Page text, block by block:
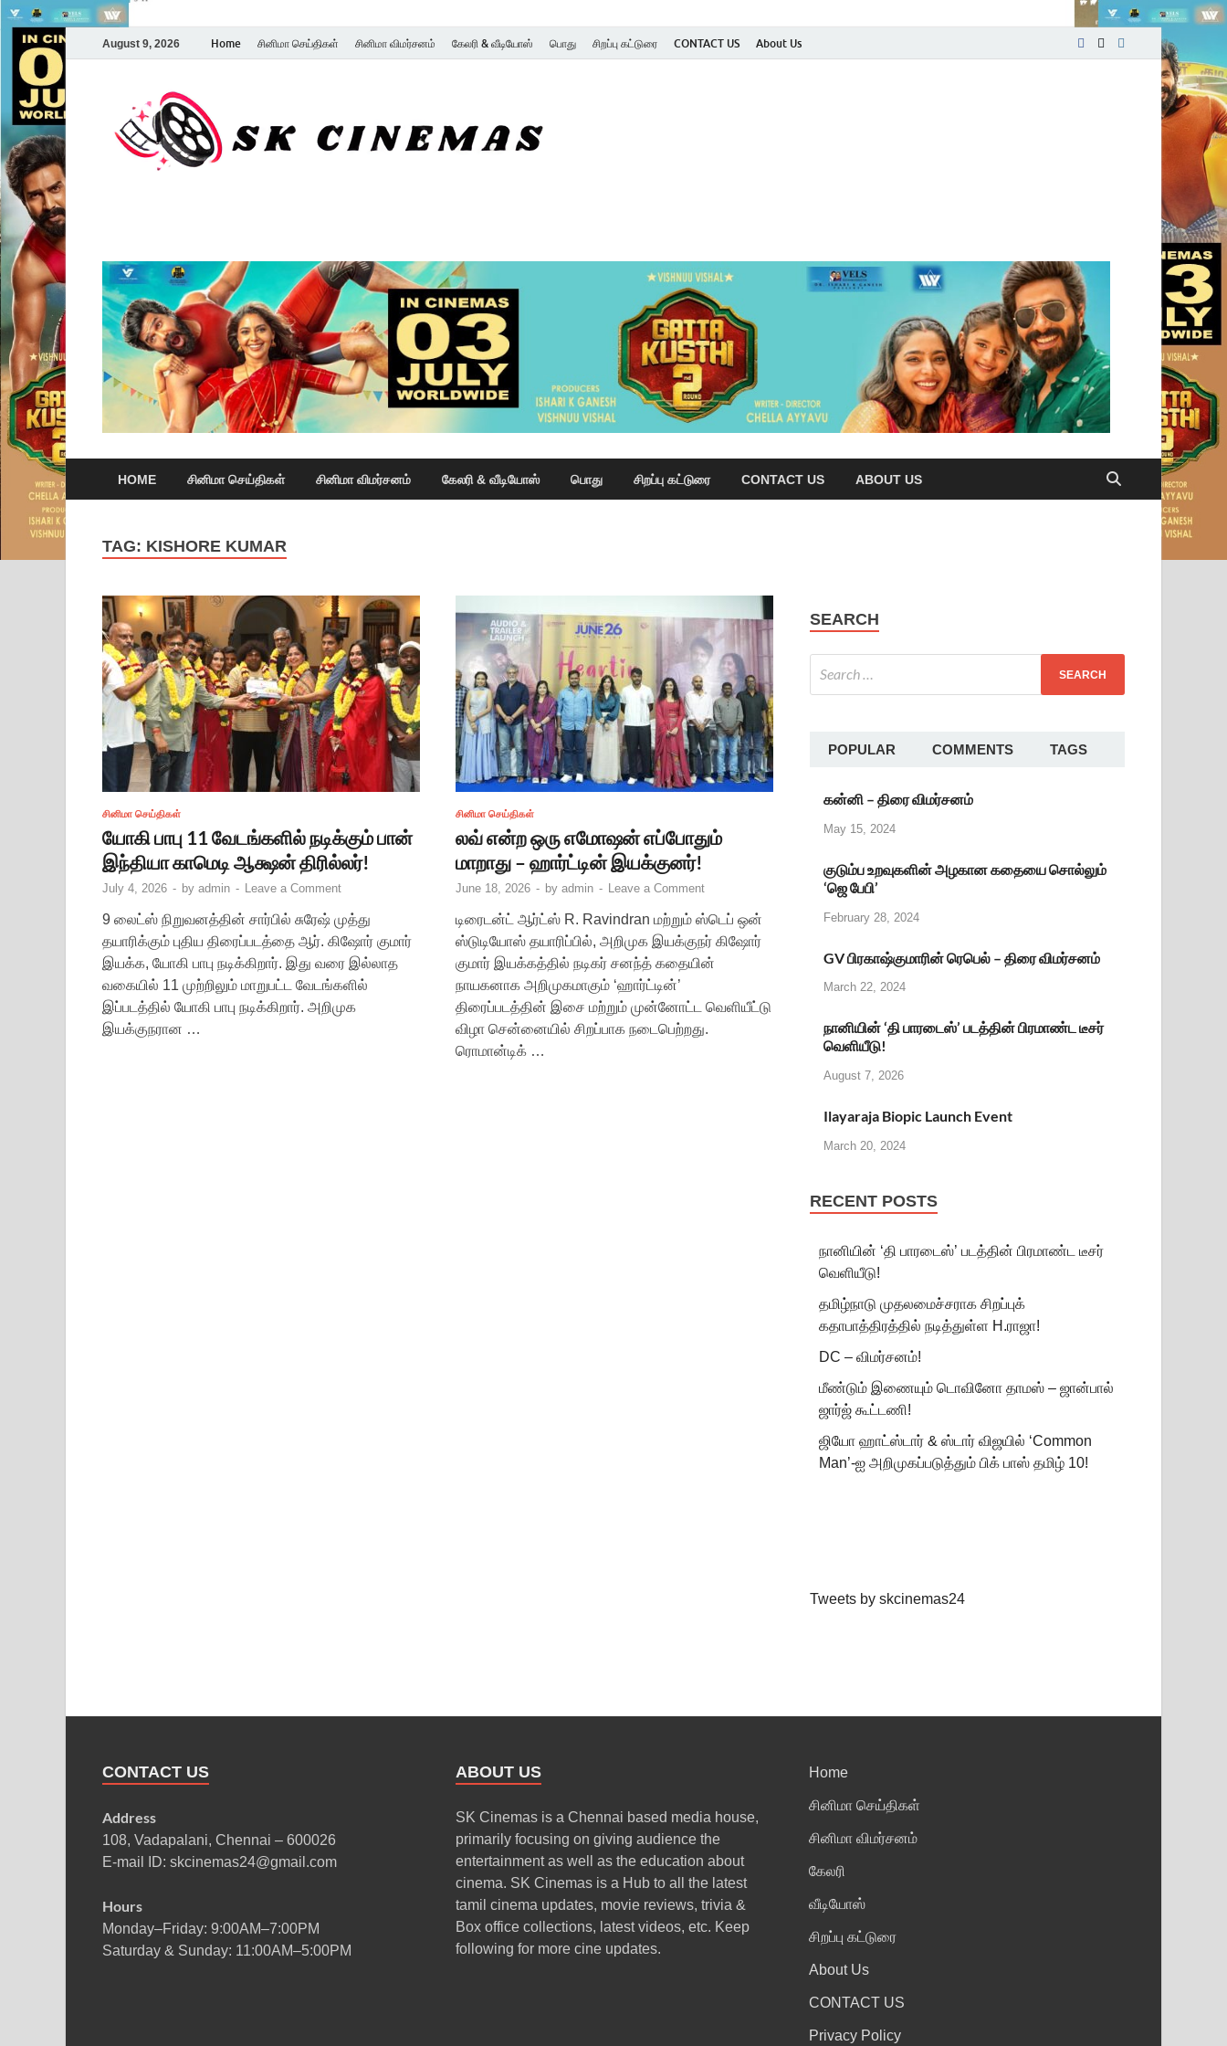
August 9, 2026 Home சினிமா செய்திகள் சினிமா விமர்சனம் கேலரி & வீடியோஸ் பொது சிறப்பு கட்டுரை CONTACT US About Us
HOME சினிமா செய்திகள் சினிமா விமர்சனம் கேலரி & வீடியோஸ் பொது சிறப்பு கட்டுரை CONTACT US ABOUT US
TAG: KISHORE KUMAR
சினிமா செய்திகள்
யோகி பாபு 11 வேடங்களில் நடிக்கும் பான்
இந்தியா காமெடி ஆக்ஷன் திரில்லர்!
July 4, 2026 - by admin - Leave a Comment
9 லைட்ஸ் நிறுவனத்தின் சார்பில் சுரேஷ் முத்து
தயாரிக்கும் புதிய திரைப்படத்தை ஆர். கிஷோர் குமார்
இயக்க, யோகி பாபு நடிக்கிறார். இது வரை இல்லாத
வகையில் 11 முற்றிலும் மாறுபட்ட வேடங்களில்
இப்படத்தில் யோகி பாபு நடிக்கிறார். அறிமுக
இயக்குநரான …
சினிமா செய்திகள்
லவ் என்ற ஒரு எமோஷன் எப்போதும்
மாறாது – ஹார்ட்டின் இயக்குனர்!
June 18, 2026 - by admin - Leave a Comment
டிரைடன்ட் ஆர்ட்ஸ் R. Ravindran மற்றும் ஸ்டெப் ஒன்
ஸ்டுடியோஸ் தயாரிப்பில், அறிமுக இயக்குநர் கிஷோர்
குமார் இயக்கத்தில் நடிகர் சனந்த் கதையின்
நாயகனாக அறிமுகமாகும் ‘ஹார்ட்டின்’
திரைப்படத்தின் இசை மற்றும் முன்னோட்ட வெளியீட்டு
விழா சென்னையில் சிறப்பாக நடைபெற்றது.
ரொமான்டிக் …
SEARCH
POPULAR COMMENTS TAGS
கன்னி – திரை விமர்சனம்
May 15, 2024
குடும்ப உறவுகளின் அழகான கதையை சொல்லும்
‘ஜெ பேபி’
February 28, 2024
GV பிரகாஷ்குமாரின் ரெபெல் – திரை விமர்சனம்
March 22, 2024
நானியின் ‘தி பாரடைஸ்’ படத்தின் பிரமாண்ட டீசர்
வெளியீடு!
August 7, 2026
Ilayaraja Biopic Launch Event
March 20, 2024
RECENT POSTS
நானியின் ‘தி பாரடைஸ்’ படத்தின் பிரமாண்ட டீசர்
வெளியீடு!
தமிழ்நாடு முதலமைச்சராக சிறப்புக்
கதாபாத்திரத்தில் நடித்துள்ள H.ராஜா!
DC – விமர்சனம்!
மீண்டும் இணையும் டொவினோ தாமஸ் – ஜான்பால்
ஜார்ஜ் கூட்டணி!
ஜியோ ஹாட்ஸ்டார் & ஸ்டார் விஜயில் ‘Common
Man’-ஐ அறிமுகப்படுத்தும் பிக் பாஸ் தமிழ் 10!
Tweets by skcinemas24
CONTACT US
Address
108, Vadapalani, Chennai – 600026
E-mail ID: skcinemas24@gmail.com
Hours
Monday–Friday: 9:00AM–7:00PM
Saturday & Sunday: 11:00AM–5:00PM
ABOUT US
SK Cinemas is a Chennai based media house,
primarily focusing on giving audience the
entertainment as well as the education about
cinema. SK Cinemas is a Hub to all the latest
tamil cinema updates, movie reviews, trivia &
Box office collections, latest videos, etc. Keep
following for more cine updates.
Home
சினிமா செய்திகள்
சினிமா விமர்சனம்
கேலரி
வீடியோஸ்
சிறப்பு கட்டுரை
About Us
CONTACT US
Privacy Policy